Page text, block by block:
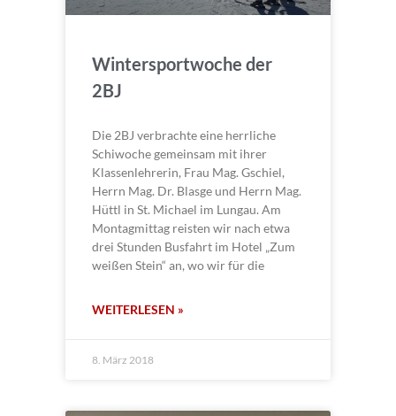
Wintersportwoche der
2BJ
Die 2BJ verbrachte eine herrliche
Schiwoche gemeinsam mit ihrer
Klassenlehrerin, Frau Mag. Gschiel,
Herrn Mag. Dr. Blasge und Herrn Mag.
Hüttl in St. Michael im Lungau. Am
Montagmittag reisten wir nach etwa
drei Stunden Busfahrt im Hotel „Zum
weißen Stein“ an, wo wir für die
WEITERLESEN »
8. März 2018